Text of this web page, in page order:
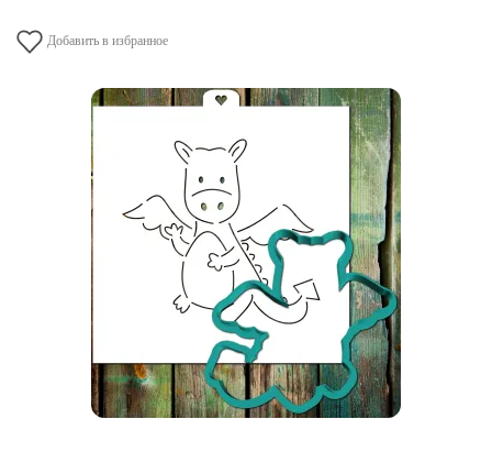
Добавить в избранное